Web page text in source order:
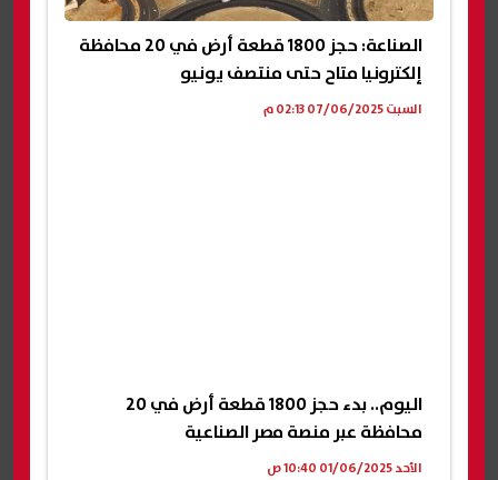
الصناعة: حجز 1800 قطعة أرض في 20 محافظة
إلكترونيا متاح حتى منتصف يونيو
السبت 07/06/2025 02:13 م
اليوم.. بدء حجز 1800 قطعة أرض في 20
محافظة عبر منصة مصر الصناعية
الأحد 01/06/2025 10:40 ص